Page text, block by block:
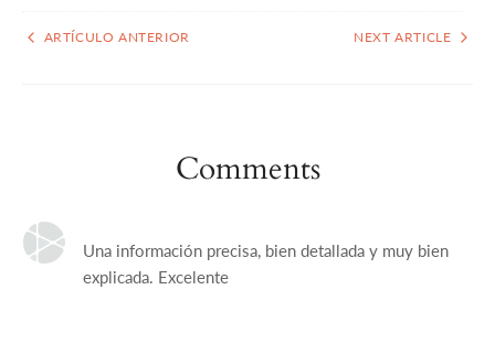
ARTÍCULO ANTERIOR NEXT ARTICLE
Comments
Una información precisa, bien detallada y muy bien
explicada. Excelente